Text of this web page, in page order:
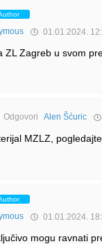
01.01.2024.
ZL Zagreb u svom
OdgovoriAlen Šćuric
MZLZ,
01.01.2024.
mogu ravnati